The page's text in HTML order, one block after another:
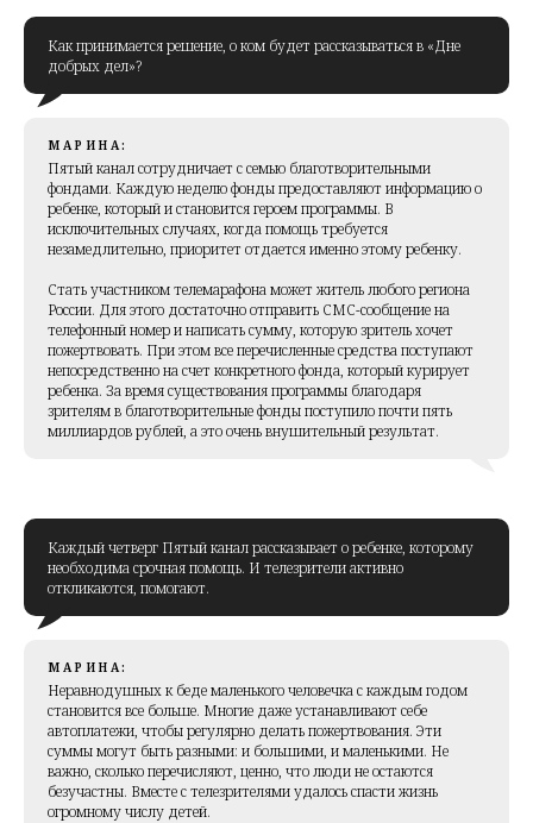
Как принимается решение, о ком будет рассказываться в «Дне
добрых дел»?
МАРИНА:
Пятый канал сотрудничает с семью благотворительными
фондами. Каждую неделю фонды предоставляют информацию о
ребенке, который и становится героем программы. В
исключительных случаях, когда помощь требуется
незамедлительно, приоритет отдается именно этому ребенку.
Стать участником телемарафона может житель любого региона
России. Для этого достаточно отправить СМС-сообщение на
телефонный номер и написать сумму, которую зритель хочет
пожертвовать. При этом все перечисленные средства поступают
непосредственно на счет конкретного фонда, который курирует
ребенка. За время существования программы благодаря
зрителям в благотворительные фонды поступило почти пять
миллиардов рублей, а это очень внушительный результат.
Каждый четверг Пятый канал рассказывает о ребенке, которому
необходима срочная помощь. И телезрители активно
откликаются, помогают.
МАРИНА:
Неравнодушных к беде маленького человечка с каждым годом
становится все больше. Многие даже устанавливают себе
автоплатежи, чтобы регулярно делать пожертвования. Эти
суммы могут быть разными: и большими, и маленькими. Не
важно, сколько перечисляют, ценно, что люди не остаются
безучастны. Вместе с телезрителями удалось спасти жизнь
огромному числу детей.